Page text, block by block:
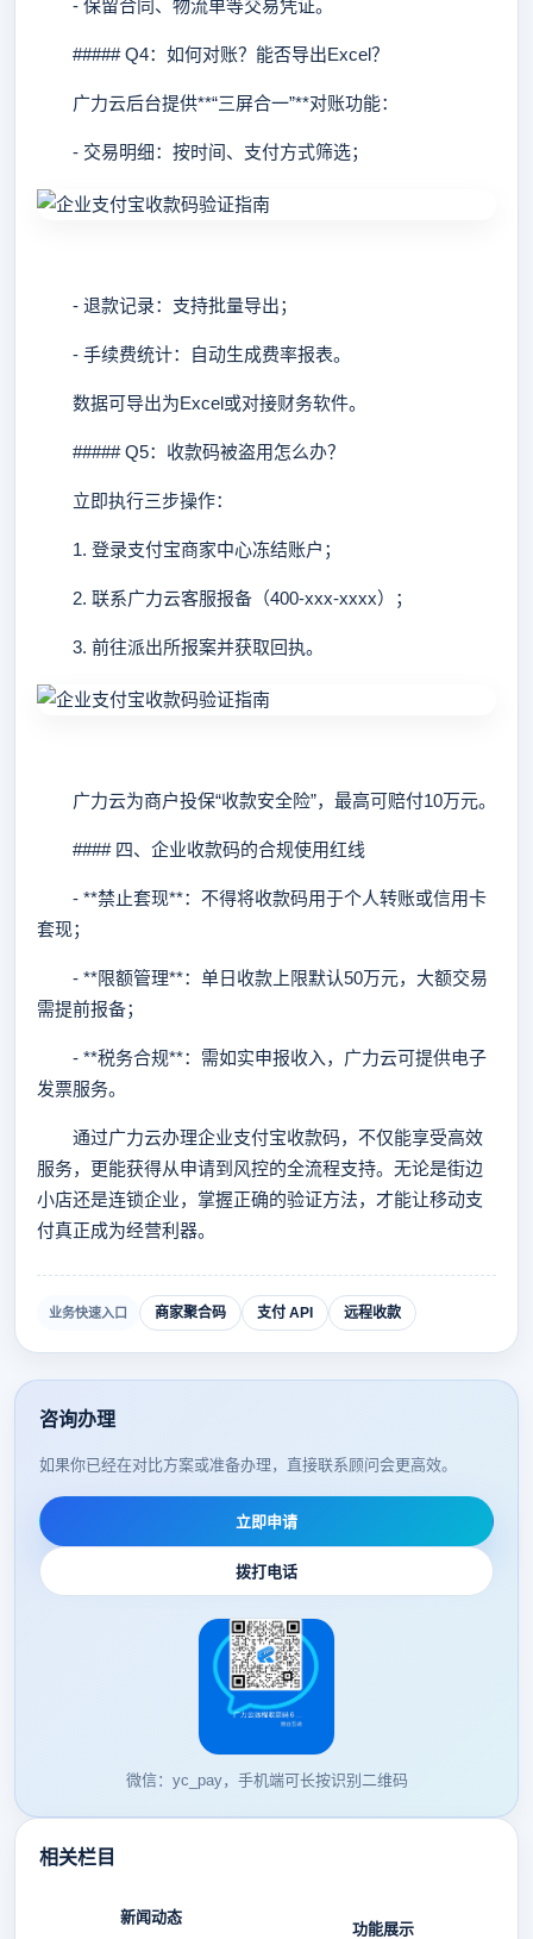
- 保留合同、物流单等交易凭证。
##### Q4：如何对账？能否导出Excel？
广力云后台提供**“三屏合一”**对账功能：
- 交易明细：按时间、支付方式筛选；
- 退款记录：支持批量导出；
- 手续费统计：自动生成费率报表。
数据可导出为Excel或对接财务软件。
##### Q5：收款码被盗用怎么办？
立即执行三步操作：
1. 登录支付宝商家中心冻结账户；
2. 联系广力云客服报备（400-xxx-xxxx）；
3. 前往派出所报案并获取回执。
广力云为商户投保“收款安全险”，最高可赔付10万元。
#### 四、企业收款码的合规使用红线
- **禁止套现**：不得将收款码用于个人转账或信用卡
套现；
- **限额管理**：单日收款上限默认50万元，大额交易
需提前报备；
- **税务合规**：需如实申报收入，广力云可提供电子
发票服务。
通过广力云办理企业支付宝收款码，不仅能享受高效
服务，更能获得从申请到风控的全流程支持。无论是街边
小店还是连锁企业，掌握正确的验证方法，才能让移动支
付真正成为经营利器。
业务快速入口 商家聚合码 支付 API 远程收款
咨询办理
如果你已经在对比方案或准备办理，直接联系顾问会更高效。
立即申请
拨打电话
微信：yc_pay，手机端可长按识别二维码
相关栏目
新闻动态
功能展示